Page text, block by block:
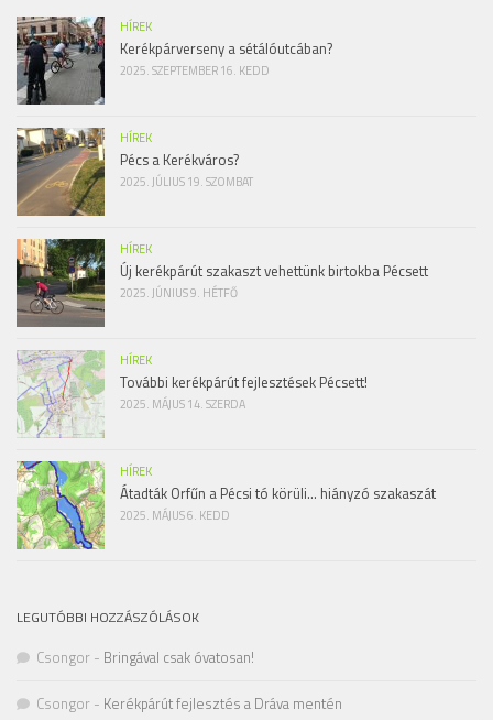
HÍREK
Kerékpárverseny a sétálóutcában?
2025. SZEPTEMBER 16. KEDD
HÍREK
Pécs a Kerékváros?
2025. JÚLIUS 19. SZOMBAT
HÍREK
Új kerékpárút szakaszt vehettünk birtokba Pécsett
2025. JÚNIUS 9. HÉTFŐ
HÍREK
További kerékpárút fejlesztések Pécsett!
2025. MÁJUS 14. SZERDA
HÍREK
Átadták Orfűn a Pécsi tó körüli… hiányzó szakaszát
2025. MÁJUS 6. KEDD
LEGUTÓBBI HOZZÁSZÓLÁSOK
Csongor - Bringával csak óvatosan!
Csongor - Kerékpárút fejlesztés a Dráva mentén